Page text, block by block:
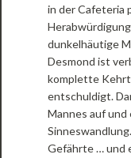
in der Cafeteria
dunkelhäutige
Desmond ist
komplette
entschuldigt.
Mannes auf
Gefährte … und